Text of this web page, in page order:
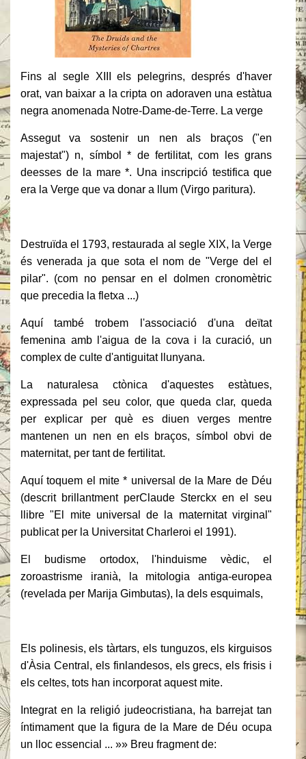
Fins al segle XIII els pelegrins, després d'haver
orat, van baixar a la cripta on adoraven una estàtua
negra anomenada Notre-Dame-de-Terre. La verge
Assegut va sostenir un nen als braços ("en
majestat") n, símbol * de fertilitat, com les grans
deesses de la mare *. Una inscripció testifica que
era la Verge que va donar a llum (Virgo paritura).
Destruïda el 1793, restaurada al segle XIX, la Verge
és venerada ja que sota el nom de "Verge del el
pilar". (com no pensar en el dolmen cronomètric
que precedia la fletxa ...)
Aquí també trobem l'associació d'una deïtat
femenina amb l'aigua de la cova i la curació, un
complex de culte d'antiguitat llunyana.
La naturalesa ctònica d'aquestes estàtues,
expressada pel seu color, que queda clar, queda
per explicar per què es diuen verges mentre
mantenen un nen en els braços, símbol obvi de
maternitat, per tant de fertilitat.
Aquí toquem el mite * universal de la Mare de Déu
(descrit brillantment perClaude Sterckx en el seu
llibre "El mite universal de la maternitat virginal"
publicat per la Universitat Charleroi el 1991).
El budisme ortodox, l'hinduisme vèdic, el
zoroastrisme iranià, la mitologia antiga-europea
(revelada per Marija Gimbutas), la dels esquimals,
Els polinesis, els tàrtars, els tunguzos, els kirguisos
d'Àsia Central, els finlandesos, els grecs, els frisis i
els celtes, tots han incorporat aquest mite.
Integrat en la religió judeocristiana, ha barrejat tan
íntimament que la figura de la Mare de Déu ocupa
un lloc essencial ... »» Breu fragment de: